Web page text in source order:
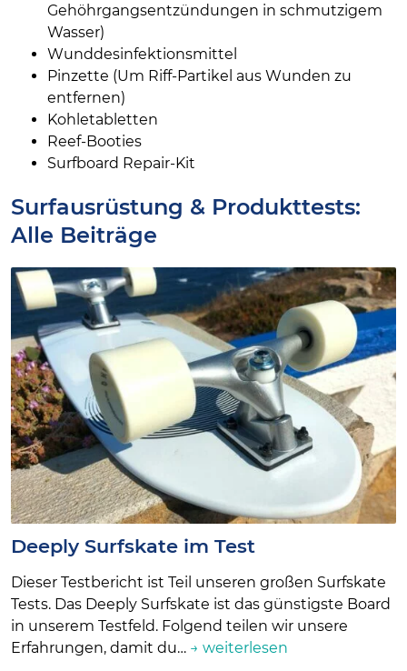
Gehöhrgangsentzündungen in schmutzigem
Wasser)
Wunddesinfektionsmittel
Pinzette (Um Riff-Partikel aus Wunden zu
entfernen)
Kohletabletten
Reef-Booties
Surfboard Repair-Kit
Surfausrüstung & Produkttests:
Alle Beiträge
Deeply Surfskate im Test
Dieser Testbericht ist Teil unseren großen Surfskate
Tests. Das Deeply Surfskate ist das günstigste Board
in unserem Testfeld. Folgend teilen wir unsere
Erfahrungen, damit du… → weiterlesen